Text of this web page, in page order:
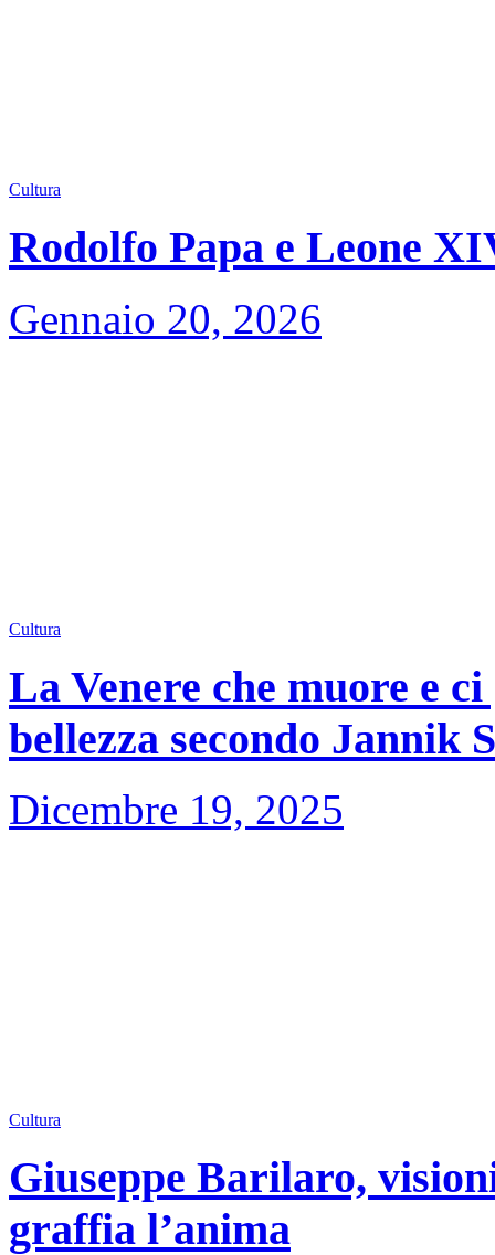
Cultura
Rodolfo Papa e Leone
Gennaio 20, 2026
Cultura
La Venere che muore e
bellezza secondo Jannik
Dicembre 19, 2025
Cultura
Giuseppe Barilaro,
graffia l’anima